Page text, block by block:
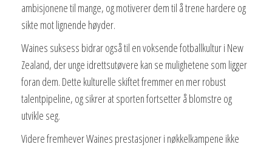
ambisjonene til mange, og motiverer dem til å trene hardere og
sikte mot lignende høyder.
Waines suksess bidrar også til en voksende fotballkultur i New
Zealand, der unge idrettsutøvere kan se mulighetene som ligger
foran dem. Dette kulturelle skiftet fremmer en mer robust
talentpipeline, og sikrer at sporten fortsetter å blomstre og
utvikle seg.
Videre fremhever Waines prestasjoner i nøkkelkampene ikke